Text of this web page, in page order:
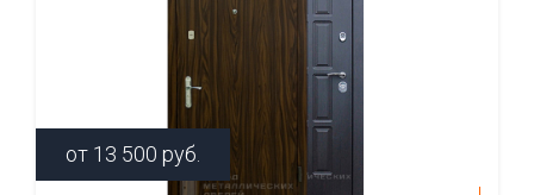
от 13 500 руб.